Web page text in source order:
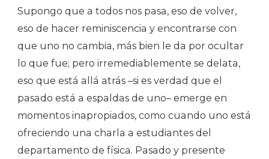
Supongo que a todos nos pasa, eso de volver,
eso de hacer reminiscencia y encontrarse con
que uno no cambia, más bien le da por ocultar
lo que fue; pero irremediablemente se delata,
eso que está allá atrás –si es verdad que el
pasado está a espaldas de uno– emerge en
momentos inapropiados, como cuando uno está
ofreciendo una charla a estudiantes del
departamento de física. Pasado y presente